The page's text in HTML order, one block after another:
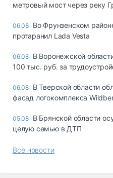
метровый мост через реку
06.08 Во Фрунзенском
протаранил Lada Vesta
06.08 В Воронежской
100 тыс. руб. за
06.08 В Тверской области
фасад логокомплекса
05.08 В Брянской области
целую семью в ДТП
Все новости